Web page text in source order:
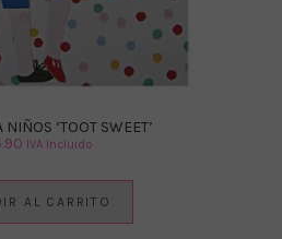
‘TOOT SWEET’
IVA Incluido
AL CARRITO